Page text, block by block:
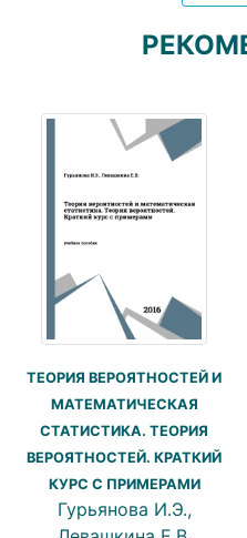
ТЕОРИЯ ВЕРОЯТНОСТЕЙ И
МАТЕМАТИЧЕСКАЯ
СТАТИСТИКА. ТЕОРИЯ
ВЕРОЯТНОСТЕЙ. КРАТКИЙ
КУРС С ПРИМЕРАМИ
Гурьянова И.Э.,